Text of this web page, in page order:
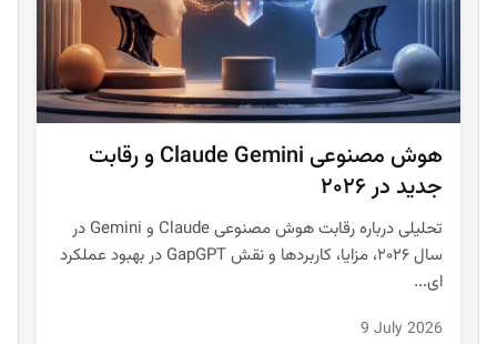
هوش مصنوعی Claude Gemini و رقابت
جدید در ۲۰۲۶
تحلیلی درباره رقابت هوش مصنوعی Claude و Gemini در
سال ۲۰۲۶، مزایا، کاربردها و نقش GapGPT در بهبود عملکرد
ای...
9 July 2026